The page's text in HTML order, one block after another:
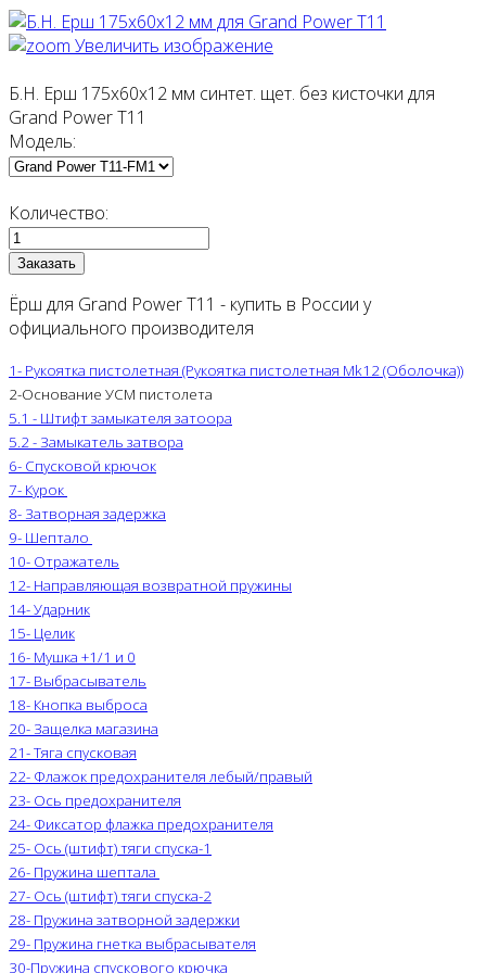
Увеличить изображение
Б.Н. Ерш 175х60х12 мм синтет. щет. без кисточки для
Grand Power T11
Модель:
Количество:
Ёрш для Grand Power T11 - купить в России у
официального производителя
1- Рукоятка пистолетная (Рукоятка пистолетная Mk12 (Оболочка))
2-Основание УСМ пистолета
5.1 - Штифт замыкателя затоора
5.2 - Замыкатель затвора
6- Спусковой крючок
7- Курок
8- Затворная задержка
9- Шептало
10- Отражатель
12- Направляющая возвратной пружины
14- Ударник
15- Целик
16- Мушка +1/1 и 0
17- Выбрасыватель
18- Кнопка выброса
20- Защелка магазина
21- Тяга спусковая
22- Флажок предохранителя лебый/правый
23- Ось предохранителя
24- Фиксатор флажка предохранителя
25- Ось (штифт) тяги спуска-1
26- Пружина шептала
27- Ось (штифт) тяги спуска-2
28- Пружина затворной задержки
29- Пружина гнетка выбрасывателя
30-Пружина спускового крючка